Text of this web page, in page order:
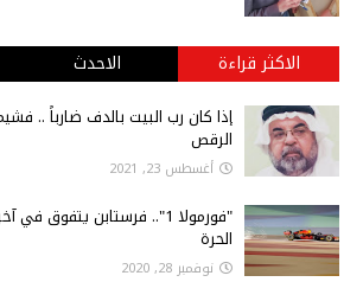
الاكثر قراءة الاحدث
إذا كان رب البيت بالدف ضارباً ..
الرقص
أغسطس 23, 2021
"فورمولا 1".. فرستابن يتفوق
الحرة
نوفمبر 28, 2020